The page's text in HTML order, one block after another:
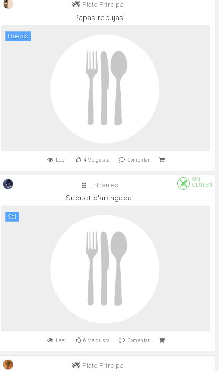
Plato Principal
Papas rebujas
huevos
Leer 4 Me gusta Comentar
Entrantes
SIN
GLUTEN
Suquet d'arangada
sal
Leer 6 Me gusta Comentar
Plato Principal